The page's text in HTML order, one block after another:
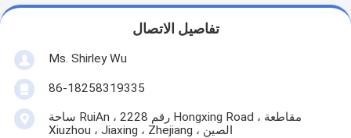
تفاصيل الاتصال
Ms. Shirley Wu
86-18258319335
ساحة RuiAn ، رقم 2228 Hongxing Road ، مقاطعة
Xiuzhou ، Jiaxing ، Zhejiang ، الصين